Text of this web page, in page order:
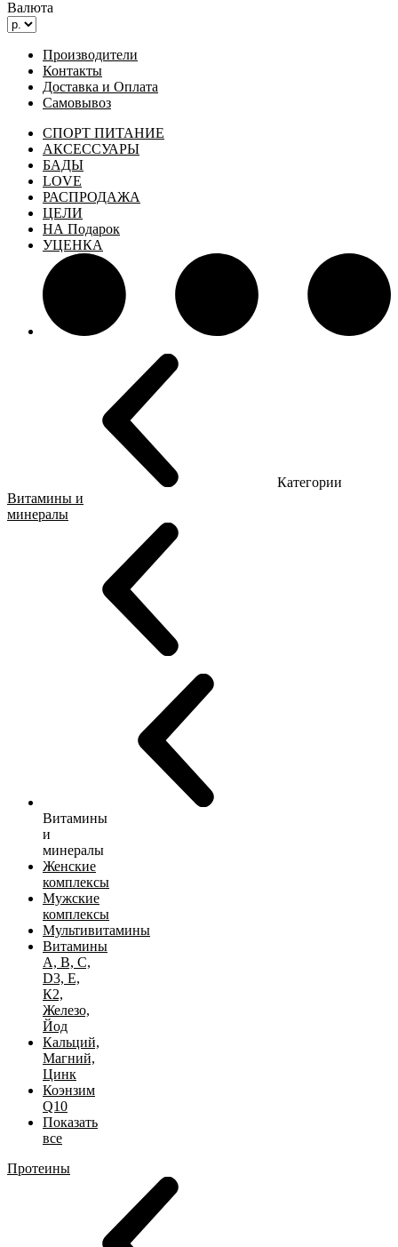
Валюта
Производители
Контакты
Доставка и Оплата
Самовывоз
СПОРТ ПИТАНИЕ
АКСЕССУАРЫ
БАДЫ
LOVE
РАСПРОДАЖА
ЦЕЛИ
НА Подарок
УЦЕНКА
Категории
Витамины и
минералы
Витамины
и
минералы
Женские
комплексы
Мужские
комплексы
Мультивитамины
Витамины
А, B, C,
D3, Е,
К2,
Железо,
Йод
Кальций,
Магний,
Цинк
Коэнзим
Q10
Показать
все
Протеины